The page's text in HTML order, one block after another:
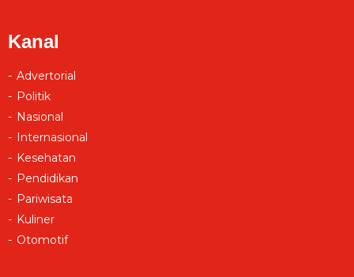
Kanal
Advertorial
Politik
Nasional
Internasional
Kesehatan
Pendidikan
Pariwisata
Kuliner
Otomotif